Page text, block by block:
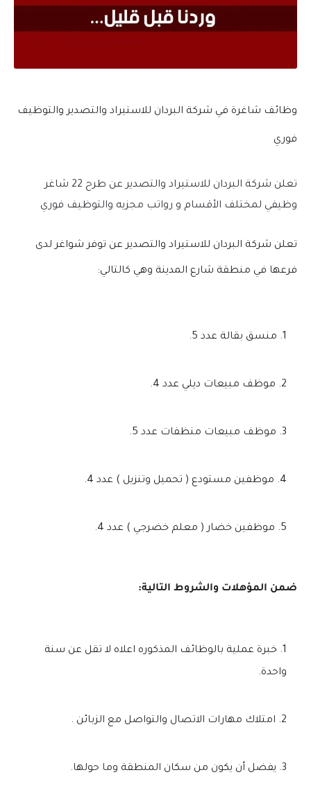
وظائف شاغرة في شركة البردان للاستيراد والتصدير والتوظيف
فوري
تعلن شركة البردان للاستيراد والتصدير عن طرح 22 شاغر
وظيفي لمختلف الأقسام و رواتب مجزيه والتوظيف فوري
تعلن شركة البردان للاستيراد والتصدير عن توفر شواغر لدى
فرعها في منطقة شارع المدينة وهي كالتالي:
منسق بقالة عدد 5.
موظف مبيعات ديلي عدد 4.
موظف مبيعات منظفات عدد 5.
موظفين مستودع ( تحميل وتنزيل ) عدد 4.
موظفين خضار ( معلم خضرجي ) عدد 4.
ضمن المؤهلات والشروط التالية:
خبرة عملية بالوظائف المذكوره اعلاه لا تقل عن سنة
واحدة.
امتلاك مهارات الاتصال والتواصل مع الزبائن .
يفضل أن يكون من سكان المنطقة وما حولها.